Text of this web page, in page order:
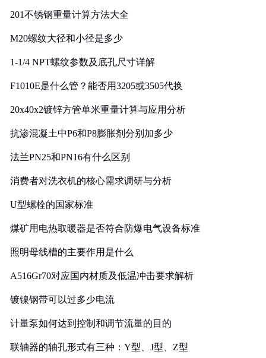
201不锈钢重量计算方法大全
M20螺纹大径和小径是多少
1-1/4 NPT螺纹参数及底孔尺寸详解
F1010E是什么管？能否用3205或3505代换
20x40x2镀锌方管单米重量计算与应用分析
抗渗混凝土中P6和P8膨胀剂分别加多少
法兰PN25和PN16有什么区别
消费者对洗衣机的核心需求调研与分析
U型螺栓的国家标准
煤矿用电热取暖器是否符合防爆电气设备标准
照明母线槽的主要作用是什么
A516Gr70对应国内材质及低温冲击要求解析
镀镍钢带可以过多少电流
计量泵如何达到控制和调节流量的目的
联轴器的轴孔形式有三种：Y型、J型、Z型